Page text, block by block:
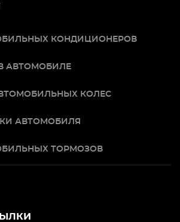
КОНДИЦИОНЕРОВ
АВТОМОБИЛЕ
КОЛЕС
АВТОМОБИЛЯ
ТОРМОЗОВ